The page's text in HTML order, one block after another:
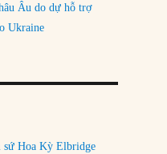
Âu do dự hỗ trợ
Ukraine
sứ Hoa Kỳ Elbridge